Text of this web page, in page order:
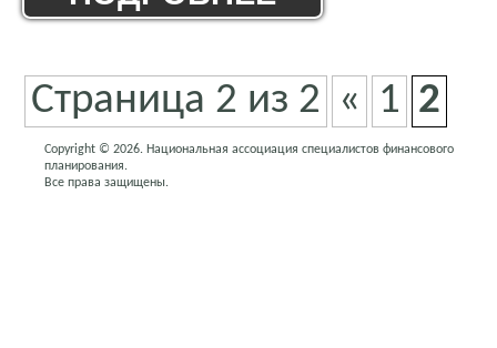
Страница 2 из 2 « 1 2
Copyright © 2026. Национальная ассоциация специалистов финансового
планирования.
Все права защищены.